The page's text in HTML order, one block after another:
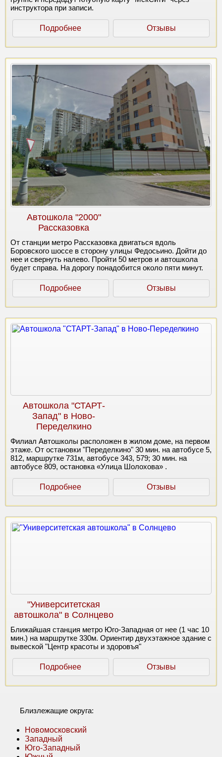
инструктора при записи.
Подробнее Отзывы
Автошкола "2000"
Рассказовка
От станции метро Рассказовка двигаться вдоль
Боровского шоссе в сторону улицы Федосьино. Дойти до
нее и свернуть налево. Пройти 50 метров и автошкола
будет справа. На дорогу понадобится около пяти минут.
Подробнее Отзывы
Автошкола "СТАРТ-
Запад" в Ново-
Переделкино
Филиал Автошколы расположен в жилом доме, на первом
этаже. От остановки "Переделкино" 30 мин. на автобусе 5,
812, маршрутке 731м, автобусе 343, 579; 30 мин. на
автобусе 809, остановка «Улица Шолохова» .
Подробнее Отзывы
"Университетская
автошкола" в Солнцево
Ближайшая станция метро Юго-Западная от нее (1 час 10
мин.) на маршрутке 330м. Ориентир двухэтажное здание с
вывеской "Центр красоты и здоровъя"
Подробнее Отзывы
Близлежащие округа:
Новомосковский
Западный
Юго-Западный